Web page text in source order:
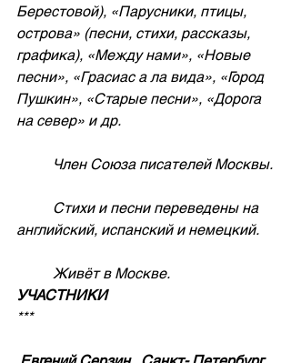
Берестовой), «Парусники, птицы,
острова» (песни, стихи, рассказы,
графика), «Между нами», «Новые
песни», «Грасиас а ла вида», «Город
Пушкин», «Старые песни», «Дорога
на север» и др.
          Член Союза писателей Москвы.
английский, испанский и немецкий.
          Живёт в Москве.
УЧАСТНИКИ
***